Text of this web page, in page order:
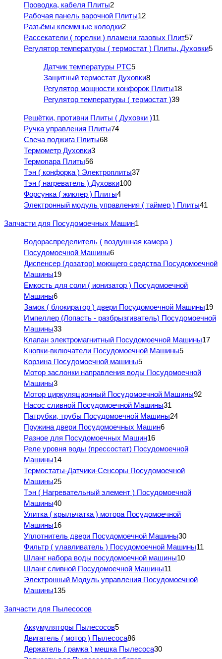
Проводка, кабеля Плиты2
Рабочая панель варочной Плиты12
Разъёмы клеммные колодки2
Рассекатели ( горелки ) пламени газовых Плит57
Регулятор температуры ( термостат ) Плиты, Духовки5
Датчик температуры PTC5
Защитный термостат Духовки8
Регулятор мощности конфорок Плиты18
Регулятор температуры ( термостат )39
Решётки, противни Плиты ( Духовки )11
Ручка управления Плиты74
Свеча поджига Плиты68
Термометр Духовки3
Термопара Плиты56
Тэн ( конфорка ) Электроплиты37
Тэн ( нагреватель ) Духовки100
Форсунка ( жиклер ) Плиты4
Электронный модуль управления ( таймер ) Плиты41
Запчасти для Посудомоечных Машин1
Водораспределитель ( воздушная камера )
Посудомоечной Машины6
Диспенсер (дозатор) моющего средства Посудомоечной
Машины19
Емкость для соли ( ионизатор ) Посудомоечной
Машины6
Замок ( блокиратор ) двери Посудомоечной Машины19
Импеллер (Лопасть - разбрызгиватель) Посудомоечной
Машины33
Клапан электромагнитный Посудомоечной Машины17
Кнопки-включатели Посудомоечной Машины5
Корзина Посудомоечной машины5
Мотор заслонки направления воды Посудомоечной
Машины3
Мотор циркуляционный Посудомоечной Машины92
Насос сливной Посудомоечной Машины31
Патрубки, трубы Посудомоечной Машины24
Пружина двери Посудомоечных Машин6
Разное для Посудомоечных Машин16
Реле уровня воды (прессостат) Посудомоечной
Машины14
Термостаты-Датчики-Сенсоры Посудомоечной
Машины25
Тэн ( Нагревательный элемент ) Посудомоечной
Машины40
Улитка ( крыльчатка ) мотора Посудомоечной
Машины16
Уплотнитель двери Посудомоечной Машины30
Фильтр ( улавливатель ) Посудомоечной Машины11
Шланг набора воды посудомоечной машины10
Шланг сливной Посудомоечной Машины11
Электронный Модуль управления Посудомоечной
Машины135
Запчасти для Пылесосов
Аккумуляторы Пылесосов5
Двигатель ( мотор ) Пылесоса86
Держатель ( рамка ) мешка Пылесоса30